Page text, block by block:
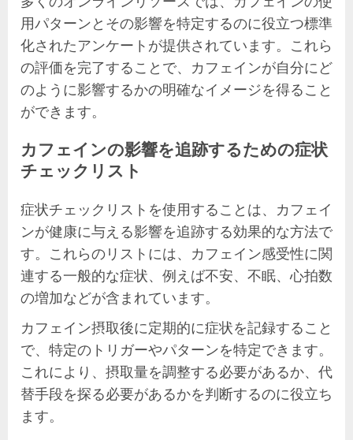
用パターンとその影響を特定するのに役立つ標準
化されたアンケートが提供されています。これら
の評価を完了することで、カフェインが自分にど
のように影響するかの明確なイメージを得ること
ができます。
カフェインの影響を追跡するための症状
チェックリスト
症状チェックリストを使用することは、カフェイ
ンが健康に与える影響を追跡する効果的な方法で
す。これらのリストには、カフェイン感受性に関
連する一般的な症状、例えば不安、不眠、心拍数
の増加などが含まれています。
カフェイン摂取後に定期的に症状を記録すること
で、特定のトリガーやパターンを特定できます。
これにより、摂取量を調整する必要があるか、代
替手段を探る必要があるかを判断するのに役立ち
ます。